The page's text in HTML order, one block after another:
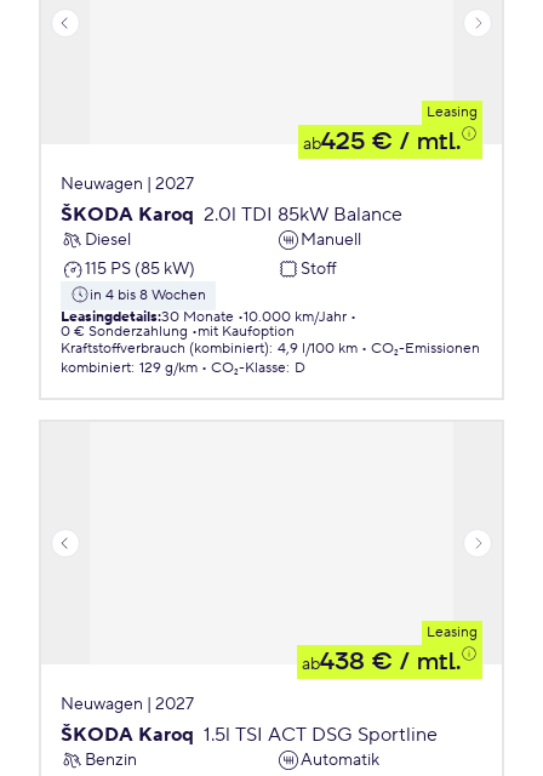
Leasing
ab425 € / mtl.
Neuwagen | 2027
ŠKODA Karoq 2.0l TDI 85kW Balance
Diesel
Manuell
115 PS (85 kW)
Stoff
in 4 bis 8 Wochen
Leasingdetails:30 Monate 10.000 km/Jahr
0 € Sonderzahlung
mit Kaufoption
Kraftstoffverbrauch (kombiniert): 4,9 l/100 km
CO₂-Emissionen
kombiniert: 129 g/km CO₂-Klasse: D
Leasing
ab438 € / mtl.
Neuwagen | 2027
ŠKODA Karoq 1.5l TSI ACT DSG Sportline
Benzin
Automatik